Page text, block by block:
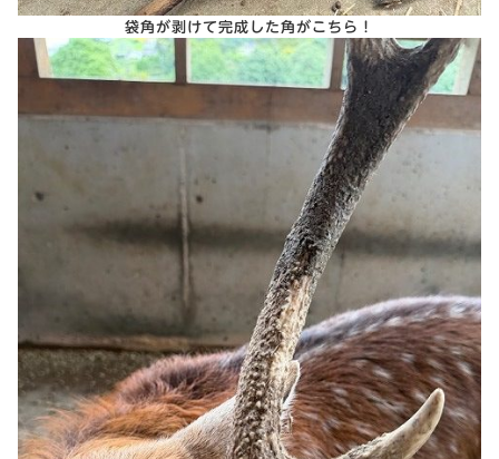
袋角が剥けて完成した角がこちら！